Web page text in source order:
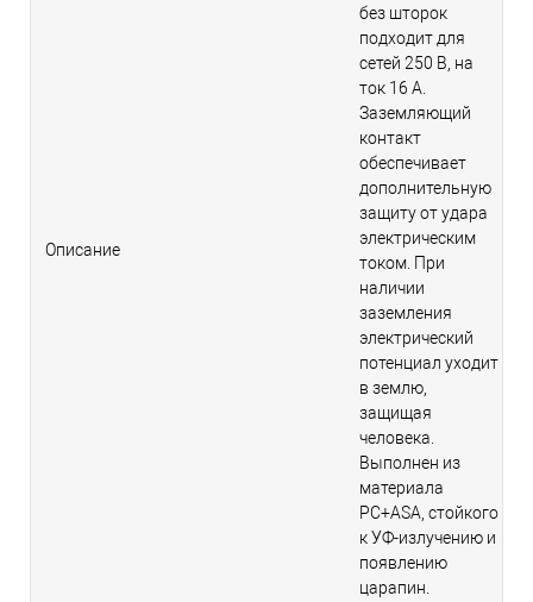
Описание
без шторок
подходит для
сетей 250 В, на
ток 16 А.
Заземляющий
контакт
обеспечивает
дополнительную
защиту от удара
электрическим
током. При
наличии
заземления
электрический
потенциал уходит
в землю,
защищая
человека.
Выполнен из
материала
PС+ASA, стойкого
к УФ-излучению и
появлению
царапин.